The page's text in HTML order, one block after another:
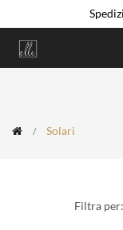
Solari
Filtra per: